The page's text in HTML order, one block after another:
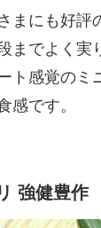
まにも好評
までよく実
ト感覚の
感です。
強健豊作